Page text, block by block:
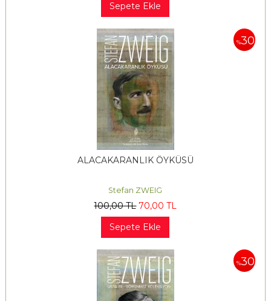
Sepete Ekle
%30
ALACAKARANLIK ÖYKÜSÜ
Stefan ZWEIG
100,00TL 70,00 TL
Sepete Ekle
%30